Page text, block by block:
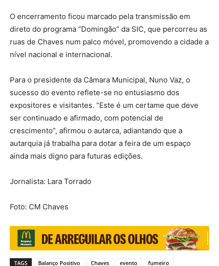
O encerramento ficou marcado pela transmissão em
direto do programa “Domingão” da SIC, que percorreu as
ruas de Chaves num palco móvel, promovendo a cidade a
nível nacional e internacional.
Para o presidente da Câmara Municipal, Nuno Vaz, o
sucesso do evento reflete-se no entusiasmo dos
expositores e visitantes. “Este é um certame que deve
ser continuado e afirmado, com potencial de
crescimento”, afirmou o autarca, adiantando que a
autarquia já trabalha para dotar a feira de um espaço
ainda mais digno para futuras edições.
Jornalista: Lara Torrado
Foto: CM Chaves
TAGS Balanço Positivo Chaves evento
fumeiro